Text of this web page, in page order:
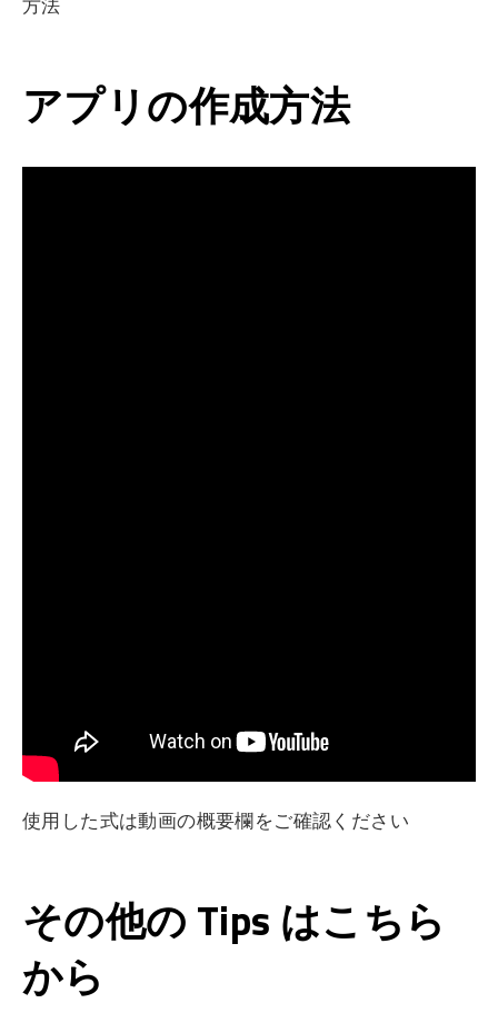
アプリの作成方法
使用した式は動画の概要欄をご確認ください
その他の Tips はこちら
から